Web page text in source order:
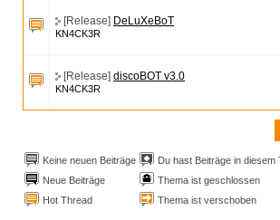
[Release] DeLuXeBoT
KN4CK3R
[Release] discoBOT v3.0
KN4CK3R
Keine neuen Beiträge
Du hast Beiträge in diesem
Neue Beiträge
Thema ist geschlossen
Hot Thread
Thema ist verschoben